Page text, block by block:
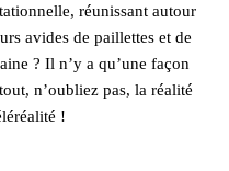
réunissant autour
avides de paillettes et de
? Il n’y a qu’une façon
n’oubliez pas, la réalité
!